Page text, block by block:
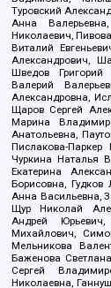
Туровский
Анна
Николаевич,
Виталий
Александрович,
Шведов Григорий
Валерий
Александровна,
Щаров Сергей
Марина
Анатольевна,
Пислакова-
Чуркина Наталья
Екатерина
Борисовна,
Анна Васильевна,
Щур Николай
Андрей
Михайлович,
Мельникова
Баженова
Сергей
Николаевна,